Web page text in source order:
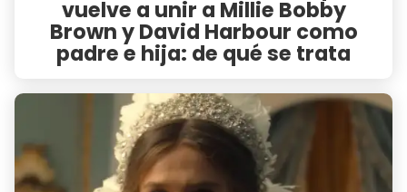
vuelve a unir a Millie Bobby
Brown y David Harbour como
padre e hija: de qué se trata